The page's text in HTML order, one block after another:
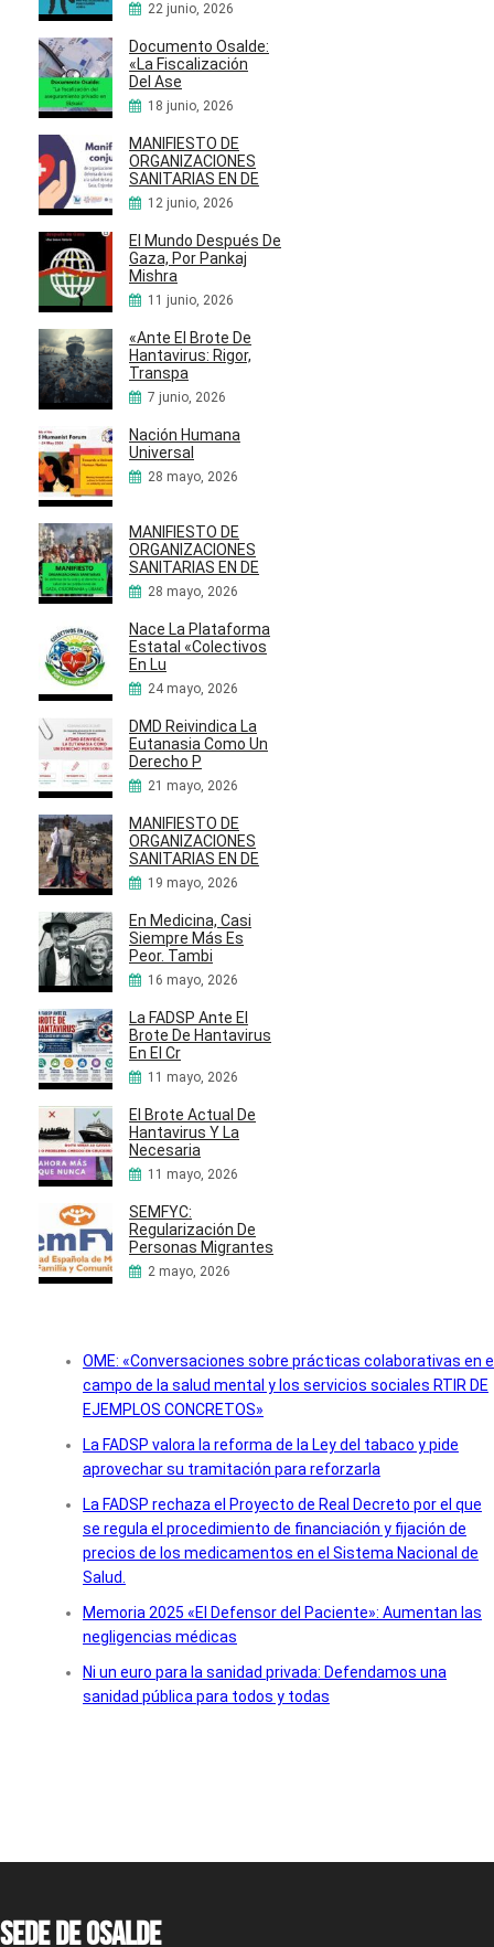
22 junio, 2026
Documento Osalde:
«La Fiscalización
Del Ase
18 junio, 2026
MANIFIESTO DE
ORGANIZACIONES
SANITARIAS EN DE
12 junio, 2026
El Mundo Después De
Gaza, Por Pankaj
Mishra
11 junio, 2026
«Ante El Brote De
Hantavirus: Rigor,
Transpa
7 junio, 2026
Nación Humana
Universal
28 mayo, 2026
MANIFIESTO DE
ORGANIZACIONES
SANITARIAS EN DE
28 mayo, 2026
Nace La Plataforma
Estatal «Colectivos
En Lu
24 mayo, 2026
DMD Reivindica La
Eutanasia Como Un
Derecho P
21 mayo, 2026
MANIFIESTO DE
ORGANIZACIONES
SANITARIAS EN DE
19 mayo, 2026
En Medicina, Casi
Siempre Más Es
Peor. Tambi
16 mayo, 2026
La FADSP Ante El
Brote De Hantavirus
En El Cr
11 mayo, 2026
El Brote Actual De
Hantavirus Y La
Necesaria
11 mayo, 2026
SEMFYC:
Regularización De
Personas Migrantes
2 mayo, 2026
OME: «Conversaciones sobre prácticas colaborativas en
campo de la salud mental y los servicios sociales RTIR DE
EJEMPLOS CONCRETOS»
La FADSP valora la reforma de la Ley del tabaco y pide
aprovechar su tramitación para reforzarla
La FADSP rechaza el Proyecto de Real Decreto por el que
se regula el procedimiento de financiación y fijación de
precios de los medicamentos en el Sistema Nacional de
Salud.
Memoria 2025 «El Defensor del Paciente»: Aumentan las
negligencias médicas
Ni un euro para la sanidad privada: Defendamos una
sanidad pública para todos y todas
Sede de OSALDE